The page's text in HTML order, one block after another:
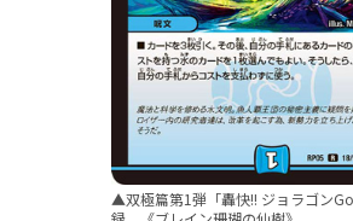
▲双極篇第1弾「轟快!! ジョラゴン